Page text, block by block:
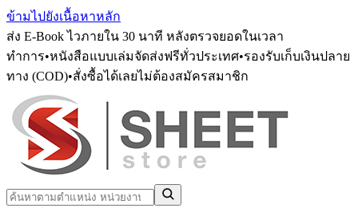
ข้ามไปยังเนื้อหาหลัก
ส่ง E-Book ไวภายใน 30 นาที หลังตรวจยอดในเวลา
ทำการ•หนังสือแบบเล่มจัดส่งฟรีทั่วประเทศ•รองรับเก็บเงินปลาย
ทาง (COD)•สั่งซื้อได้เลยไม่ต้องสมัครสมาชิก